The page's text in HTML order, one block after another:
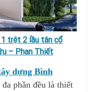
trệt 2 lầu tân cổ
– Phan Thiết
dựng Bình
phần đều là thiết